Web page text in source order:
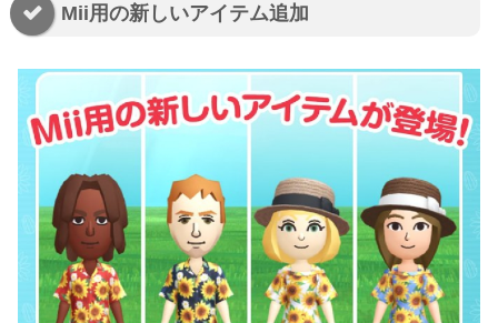
Mii用の新しいアイテム追加